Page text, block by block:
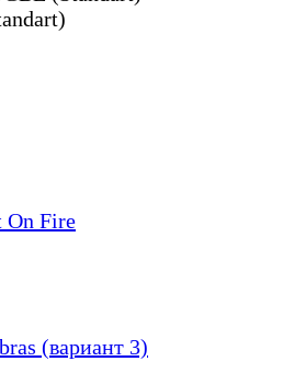
On Fire
(вариант 3)